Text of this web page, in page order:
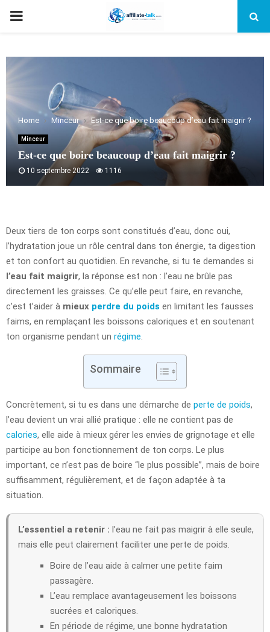
PRIMARY
Home Minceur Est-ce que boire beaucoup d’eau fait maigrir ?
Minceur
Est-ce que boire beaucoup d’eau fait maigrir ?
10 septembre 2022 1116
Deux tiers de ton corps sont constitués d’eau, donc oui,
l’hydratation joue un rôle central dans ton énergie, ta digestion
et ton confort au quotidien. En revanche, si tu te demandes si
l’eau fait maigrir, la réponse est non : l’eau ne brûle pas
directement les graisses. Ce qu’elle peut faire, en revanche,
c’est t’aider à mieux perdre du poids en limitant les fausses
faims, en remplaçant les boissons caloriques et en soutenant
ton organisme pendant un régime
Sommaire
Concrètement, si tu es dans une démarche de perte de poids,
l’eau devient un vrai allié pratique : elle ne contient pas de
calories, elle aide à mieux gérer les envies de grignotage et elle
participe au bon fonctionnement de ton corps. Le plus
important, ce n’est pas de boire “le plus possible”, mais de boire
suffisamment, régulièrement, et de façon adaptée à ta
situation.
L’essentiel a retenir : l’eau ne fait pas maigrir à elle seule,
mais elle peut clairement faciliter une perte de poids.
Boire de l’eau aide à calmer une petite faim
passagère.
L’eau remplace avantageusement les boissons
sucrées et caloriques.
En période de régime, une bonne hydratation